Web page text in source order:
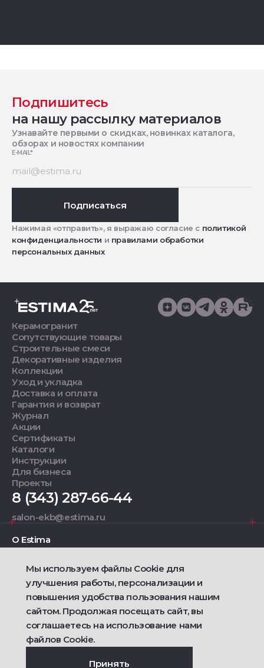
Подпишитесь
на нашу рассылку материалов
Узнавайте первыми о скидках, новинках каталога,
обзорах и новостях компании
E-MAIL*
Подписаться
Нажимая «отправить», я выражаю согласие с политикой
конфиденциальности и правилами обработки
персональных данных
Керамогранит
Сопутствующие товары
Строительные смеси
Декоративные изделия
Коллекции
Уход и укладка
Доставка и оплата
Гарантия и возврат
Журнал
Акции
Сертификаты
Каталоги
Инструкции
Для бизнеса
Проекты
8 (343) 287-66-44
salon-ekb@estima.ru
О Estima
Дизайнерам
Фирменные салоны
2021 — 2026 © Estima
Политика конфиденциальности
Ametist IT
Мы используем файлы Cookie для
улучшения работы, персонализации и
повышения удобства пользования нашим
сайтом. Продолжая посещать сайт, вы
соглашаетесь на использование нами
файлов Cookie.
Принять